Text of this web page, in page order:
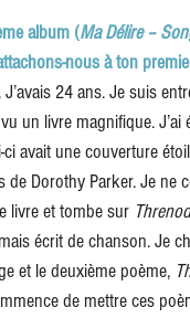
album (Ma Délire –
nous à ton
24 ans. Je suis
vu un livre magnifique.
avait une couverture
de Dorothy Parker. Je
livre et tombe sur
écrit de chanson. Je
et le deuxième poème,
de mettre ces